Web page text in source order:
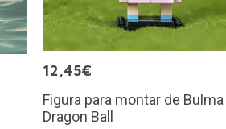
12,45€
Figura para montar de Bulma
Dragon Ball